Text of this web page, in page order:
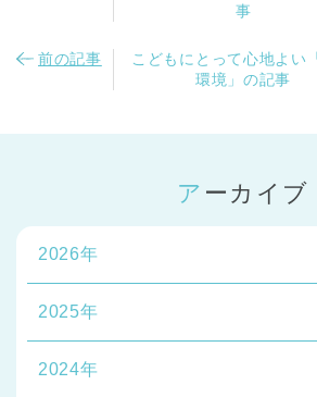
事
前の記事
こどもにとって心地よい
環境」の記事
アーカイブ
2026年
2025年
2024年